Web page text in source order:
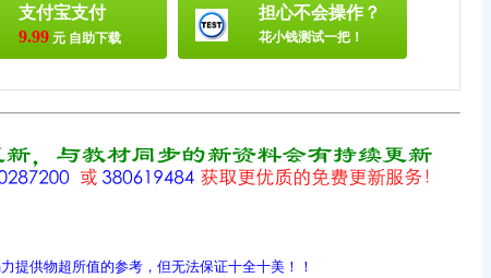
支付宝支付
9.99 元 自助下载
担心不会操作？
花小钱测试一把！
提供物超所值的参考，但无法保证十全十美！！